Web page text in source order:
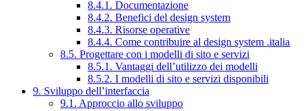
8.4.1. Documentazione
8.4.2. Benefici del design system
8.4.3. Risorse operative
8.4.4. Come contribuire al design system .italia
8.5. Progettare con i modelli di sito e servizi
8.5.1. Vantaggi dell’utilizzo dei modelli
8.5.2. I modelli di sito e servizi disponibili
9. Sviluppo dell’interfaccia
9.1. Approccio allo sviluppo